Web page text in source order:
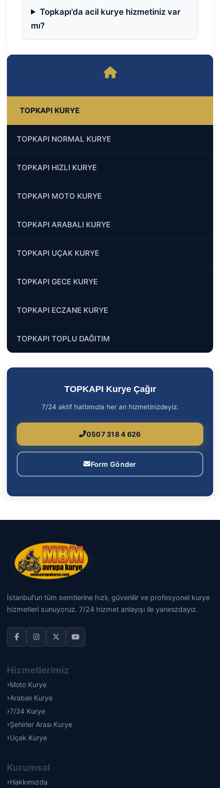
TOPKAPI KURYE
TOPKAPI NORMAL KURYE
TOPKAPI HIZLI KURYE
TOPKAPI MOTO KURYE
TOPKAPI ARABALI KURYE
TOPKAPI UÇAK KURYE
TOPKAPI GECE KURYE
TOPKAPI ECZANE KURYE
TOPKAPI TOPLU DAĞITIM
TOPKAPI Kurye Çağır
7/24 aktif hattımızla her an hizmetinizdeyiz.
0507 318 4 626
Form Gönder
Topkapı’da acil kurye hizmetiniz var
mı?
İstanbul'un tüm semtlerine hızlı, güvenilir ve profesyonel kurye
hizmetleri sunuyoruz. 7/24 hizmet anlayışı ile yanınızdayız.
Hizmetlerimiz
Moto Kurye
Arabalı Kurye
7/24 Kurye
Şehirler Arası Kurye
Uçak Kurye
Kurumsal
Hakkımızda